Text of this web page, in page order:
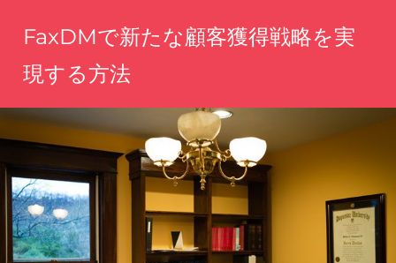
ツ
へ
ス
キ
ッ
プ
FaxDMで新たな顧客獲得戦略を実
現する方法
軽
に
力
を
伝
え、
理